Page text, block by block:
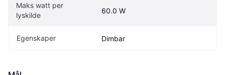
Maks watt per
lyskilde
60.0 W
Egenskaper Dimbar